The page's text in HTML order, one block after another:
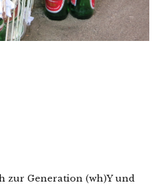
zur Generation (wh)Y und